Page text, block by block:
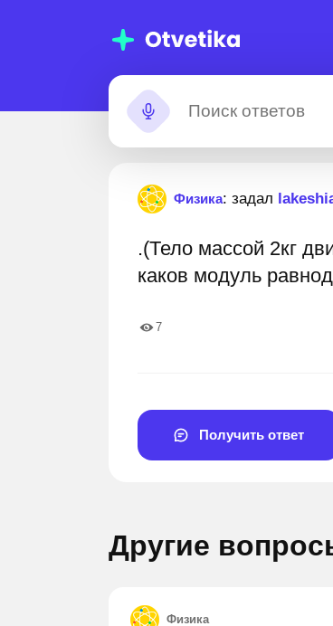
Физика: задал
.(Тело массой 2кг
каков модуль
7
Получить ответ
Другие
Физика
и студентов, которым мы уже
Вы гарантированно улучшите свои
11 000 000+